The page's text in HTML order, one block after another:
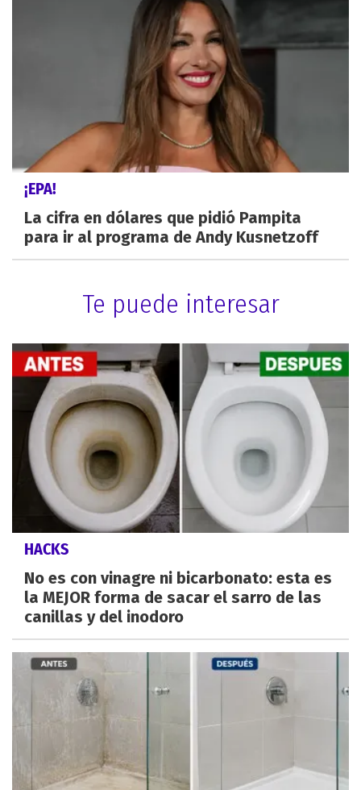
¡EPA!
La cifra en dólares que pidió Pampita
para ir al programa de Andy Kusnetzoff
Te puede interesar
HACKS
No es con vinagre ni bicarbonato: esta es
la MEJOR forma de sacar el sarro de las
canillas y del inodoro